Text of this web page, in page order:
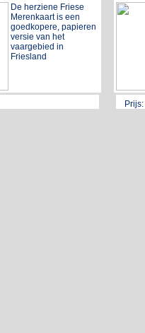
De herziene Friese
Merenkaart is een
goedkopere, papieren
versie van het
vaargebied in
Friesland
Prijs: